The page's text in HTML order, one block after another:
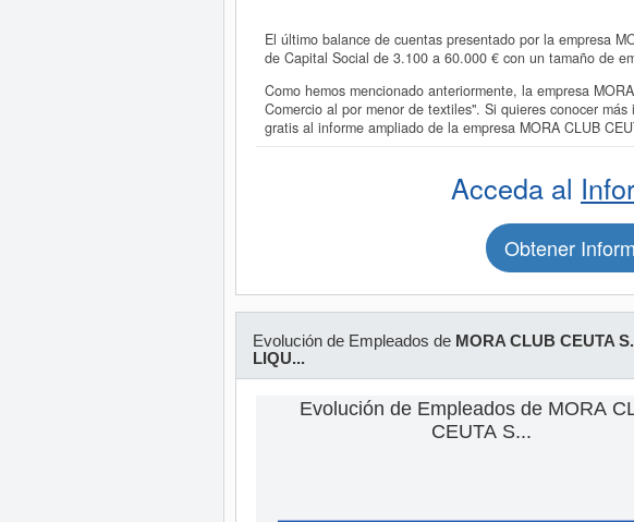
El último balance de cuentas presentado por la empresa
de Capital Social de 3.100 a 60.000 € con un tamaño de
Como hemos mencionado anteriormente, la empresa
Comercio al por menor de textiles". Si quieres conocer
gratis al informe ampliado de la empresa MORA CLUB
Acceda al
Obtener
Evolución de Empleados de MORA CLUB CEUTA
LIQU...
Evolución de Empleados de MORA
CEUTA S...